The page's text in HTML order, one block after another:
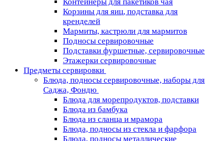
Корзины для яиц, подставка для
кренделей
Мармиты, кастрюли для мармитов
Подносы сервировочные
Подставки фуршетные, сервировочные
Этажерки сервировочные
Предметы сервировки
Блюда, подносы сервировочные, наборы для
Саджа, Фондю
Блюда для морепродуктов, подставки
Блюда из бамбука
Блюда из сланца и мрамора
Блюда, подносы из стекла и фарфора
Блюда, подносы металлические